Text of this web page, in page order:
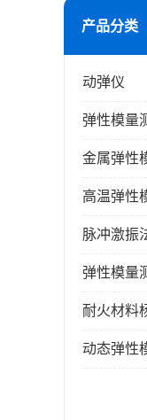
产品分类
动弹仪
弹性模量
金属弹性
高温弹性
脉冲激振
弹性模量
耐火材料
动态弹性